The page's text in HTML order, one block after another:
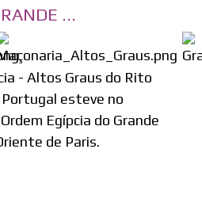
...
- Altos Graus do Rito
esteve no
Egípcia do Grande
de Paris.